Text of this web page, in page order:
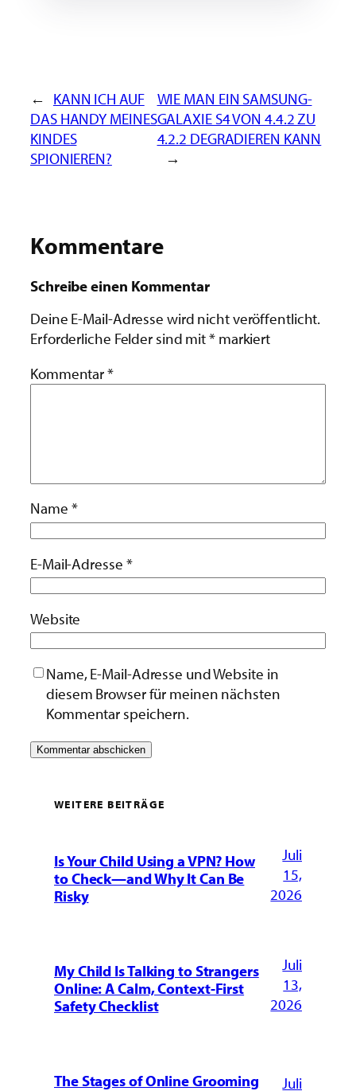
← KANN ICH AUF
DAS HANDY MEINES
KINDES
SPIONIEREN?
WIE MAN EIN SAMSUNG-
GALAXIE S4 VON 4.4.2 ZU
4.2.2 DEGRADIEREN KANN
→
Kommentare
Schreibe einen Kommentar
Deine E-Mail-Adresse wird nicht veröffentlicht.
Erforderliche Felder sind mit*markiert
Kommentar*
Name *
E-Mail-Adresse *
Website
Name, E-Mail-Adresse und Website in
diesem Browser für meinen nächsten
Kommentar speichern.
WEITERE BEITRÄGE
Is Your Child Using a VPN? How
to Check—and Why It Can Be
Risky
Juli
15,
2026
My Child Is Talking to Strangers
Online: A Calm, Context-First
Safety Checklist
Juli
13,
2026
The Stages of Online Grooming
Juli